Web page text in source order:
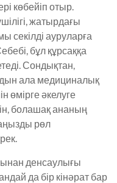
көбейіп отыр.
жатырдағы
секілді ауруларға
бұл құрсаққа
Сондықтан,
ала медициналық
өмірге әкелуге
болашақ ананың
рөл
денсаулығы
да бір кінәрат бар